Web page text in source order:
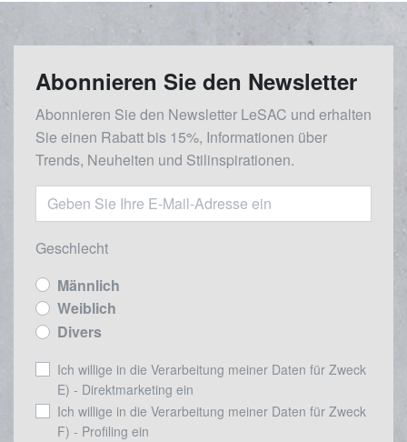
Abonnieren Sie den Newsletter
Abonnieren Sie den Newsletter LeSAC und erhalten
Sie einen Rabatt bis 15%, Informationen über
Trends, Neuheiten und Stilinspirationen.
Geschlecht
Männlich
Weiblich
Divers
Ich willige in die Verarbeitung meiner Daten für Zweck
E) - Direktmarketing ein
Ich willige in die Verarbeitung meiner Daten für Zweck
F) - Profiling ein